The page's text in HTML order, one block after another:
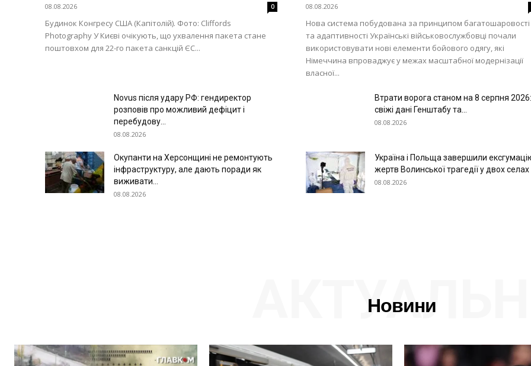
08.08.2026 0
Будинок Конгресу США (Капітолій). Фото: Cliffords
Photography У Києві очікують, що ухвалення пакета стане
поштовхом для 22-го пакета санкцій ЄС...
08.08.2026
Нова система побудована за принципом багатошаровості
та адаптивності Українські військовослужбовці почали
використовувати нові елементи бойового одягу, які
Німеччина впроваджує у межах масштабної модернізації
власної...
Novus після удару РФ: гендиректор
розповів про можливий дефіцит і
перебудову...
08.08.2026
Втрати ворога станом на 8 серпня
свіжі дані Генштабу та...
08.08.2026
Окупанти на Херсонщині не ремонтують
інфраструктуру, але дають поради як
виживати...
08.08.2026
Україна і Польща завершили
жертв Волинської трагедії у двох селах
08.08.2026
Новини